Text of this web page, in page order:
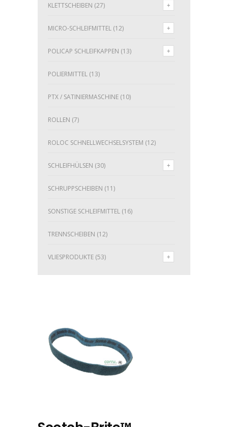
KLETTSCHEIBEN (27)
MICRO-SCHLEIFMITTEL (12)
POLICAP SCHLEIFKAPPEN (13)
POLIERMITTEL (13)
PTX / SATINIERMASCHINE (10)
ROLLEN (7)
ROLOC SCHNELLWECHSELSYSTEM (12)
SCHLEIFHÜLSEN (30)
SCHRUPPSCHEIBEN (11)
SONSTIGE SCHLEIFMITTEL (16)
TRENNSCHEIBEN (12)
VLIESPRODUKTE (53)